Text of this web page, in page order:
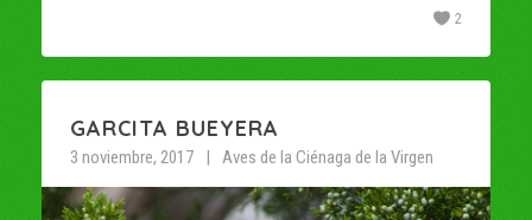
2
GARCITA BUEYERA
3 noviembre, 2017 Aves de la Ciénaga de la Virgen